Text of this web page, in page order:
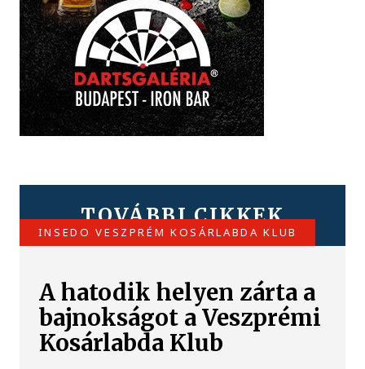
TOVÁBBI CIKKEK
INSEDO VESZPRÉM KOSÁRLABDA KLUB
A hatodik helyen zárta a
bajnokságot a Veszprémi
Kosárlabda Klub